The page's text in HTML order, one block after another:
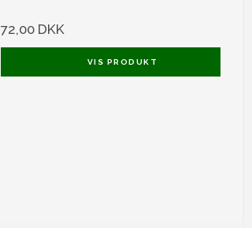
72,00 DKK
VIS PRODUKT